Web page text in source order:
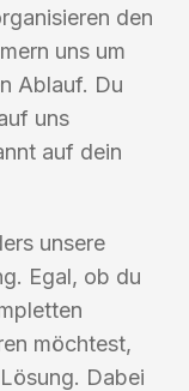
den
uns um
Ablauf. Du
uns
auf dein
unsere
Egal, ob du
möchtest,
Dabei